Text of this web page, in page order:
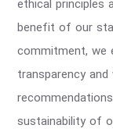
ethical principles
benefit of our
commitment, we
transparency
sustainability of